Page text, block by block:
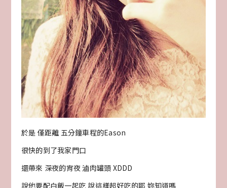
於是 僅距離 五分鐘車程的Eason
很快的到了我家門口
還帶來 深夜的宵夜 滷肉罐頭 XDDD
說他要配白飯一起吃 說這樣超好吃的耶 妳知道嗎